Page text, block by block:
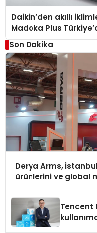
Daikin’den akıllı
Madoka Plus
Son Dakika
Derya Arms,
ürünlerini ve global
Tencent